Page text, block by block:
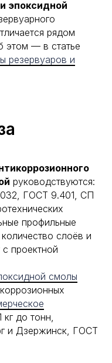
эпоксидной
рядом
этом — в статье
резервуаров и
руководствуются:
ГОСТ 9.401, СП
профильные
слоёв и
проектной
смолы
кг до тонн,
и Дзержинск, ГОСТ